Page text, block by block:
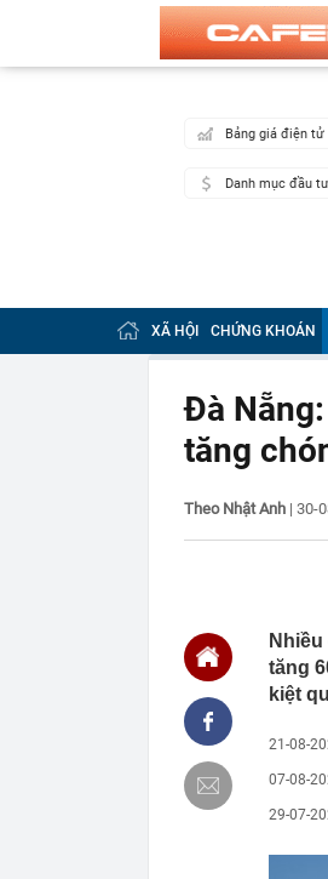
Bảng giá điện tử
Danh mục đầu tư
XÃ HỘI CHỨNG KHOÁN
Đà
tăng
Theo Nhật Anh | 30-
tăng
kiệt
21-08-
07-08-
29-07-